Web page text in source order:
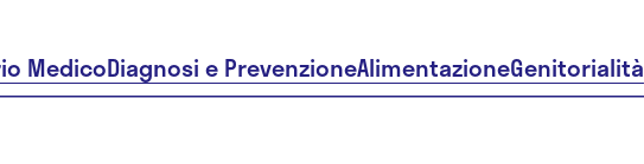
MedicoDiagnosi e PrevenzioneAlimentazioneGenitorialità